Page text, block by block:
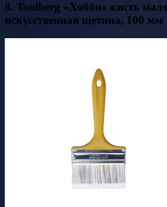
8. Toolberg «Хобби» кисть
искусственная щетина, 100 мм